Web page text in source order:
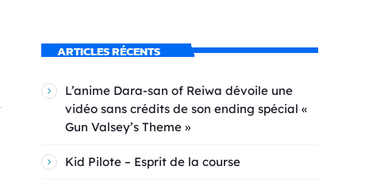
ARTICLES RÉCENTS
L’anime Dara-san of Reiwa dévoile une
vidéo sans crédits de son ending spécial «
Gun Valsey’s Theme »
Kid Pilote – Esprit de la course